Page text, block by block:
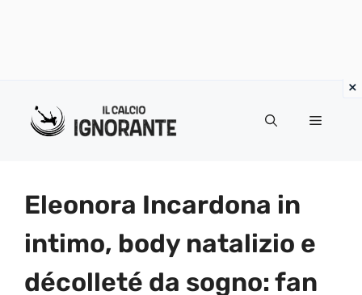
Menu
Eleonora Incardona in
intimo, body natalizio e
décolleté da sogno: fan